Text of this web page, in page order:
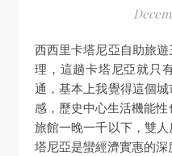
西西里卡塔尼亞自助旅遊三天兩夜行程規劃與花費總整
理，這趟卡塔尼亞就只
通，基本上我覺得這個
感，歷史中心生活機能
旅館一晚一千以下，雙
塔尼亞是蠻經濟實惠的深